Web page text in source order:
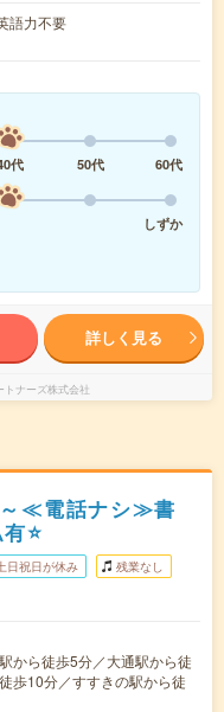
語力不要
代 50代
60代
しずか
詳しく見る
ナーズ株式会社
≪電話ナシ≫書
⭐
日祝日が休み 残業なし
から徒歩5分／大通駅から徒
歩10分／すすきの駅から徒